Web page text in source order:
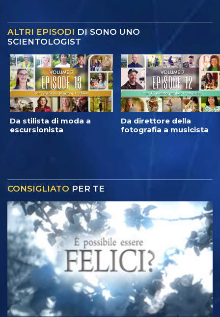
ALTRI EPISODI DI SONO UNO
SCIENTOLOGIST
Da stilista di moda a
escursionista
Da direttore della
fotografia a musicista
CONSIGLIATO PER TE